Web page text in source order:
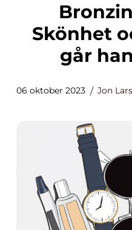
Bronzing puder:
Skönhet
går
06 oktober 2023 Jon